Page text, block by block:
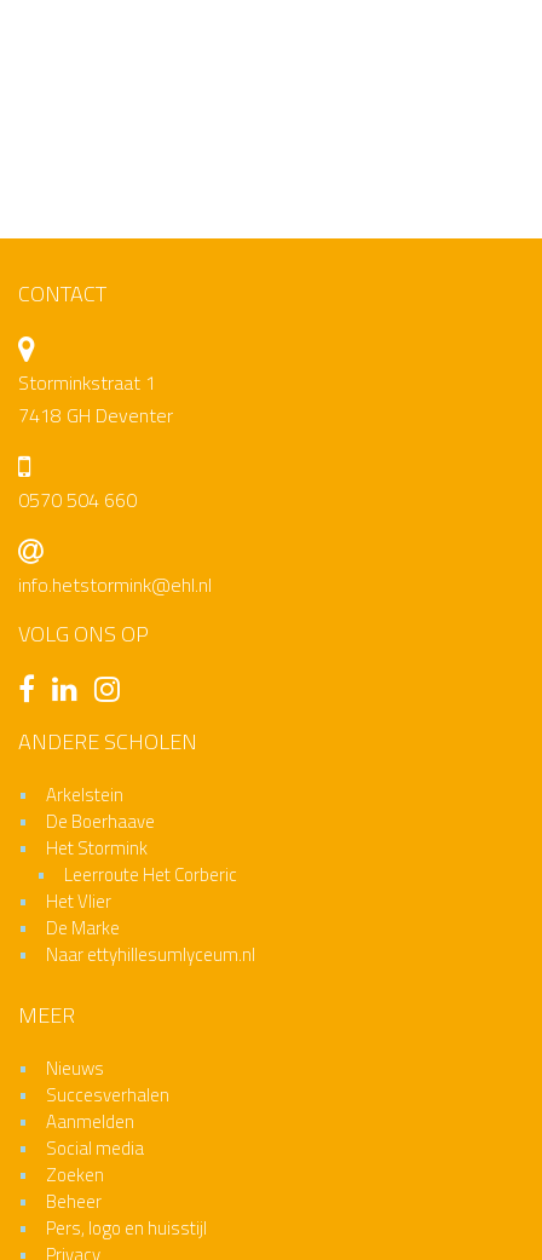
CONTACT
Storminkstraat 1
7418 GH Deventer
0570 504 660
info.hetstormink@ehl.nl
VOLG ONS OP
ANDERE SCHOLEN
Arkelstein
De Boerhaave
Het Stormink
Leerroute Het Corberic
Het Vlier
De Marke
Naar ettyhillesumlyceum.nl
MEER
Nieuws
Succesverhalen
Aanmelden
Social media
Zoeken
Beheer
Pers, logo en huisstijl